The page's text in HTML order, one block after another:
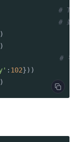
#
# 数字
# 字符
: 102}))